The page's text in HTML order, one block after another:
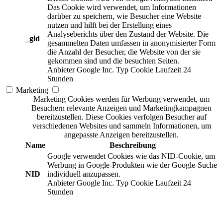
_gid
Das Cookie wird verwendet, um Informationen
darüber zu speichern, wie Besucher eine Website
nutzen und hilft bei der Erstellung eines
Analyseberichts über den Zustand der Website. Die
gesammelten Daten umfassen in anonymisierter Form
die Anzahl der Besucher, die Website von der sie
gekommen sind und die besuchten Seiten.
Anbieter Google Inc. Typ Cookie Laufzeit 24
Stunden
Marketing
Marketing Cookies werden für Werbung verwendet, um
Besuchern relevante Anzeigen und Marketingkampagnen
bereitzustellen. Diese Cookies verfolgen Besucher auf
verschiedenen Websites und sammeln Informationen, um
angepasste Anzeigen bereitzustellen.
Name
Beschreibung
NID
Google verwendet Cookies wie das NID-Cookie, um
Werbung in Google-Produkten wie der Google-Suche
individuell anzupassen.
Anbieter Google Inc. Typ Cookie Laufzeit 24
Stunden